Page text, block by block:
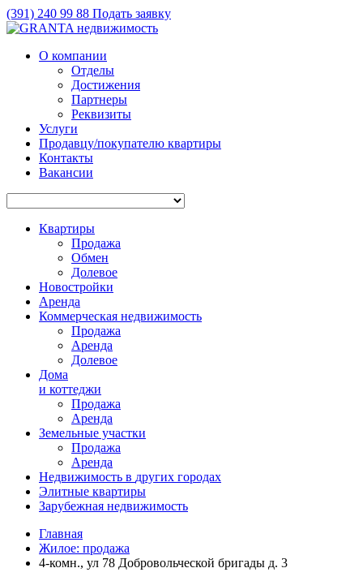
(391) 240 99 88 Подать заявку
О компании
Отделы
Достижения
Партнеры
Реквизиты
Услуги
Продавцу/покупателю квартиры
Контакты
Вакансии
Квартиры
Продажа
Обмен
Долевое
Новостройки
Аренда
Коммерческая недвижимость
Продажа
Аренда
Долевое
Дома
и коттеджи
Продажа
Аренда
Земельные участки
Продажа
Аренда
Недвижимость в других городах
Элитные квартиры
Зарубежная недвижимость
Главная
Жилое: продажа
4-комн., ул 78 Добровольческой бригады д. 3